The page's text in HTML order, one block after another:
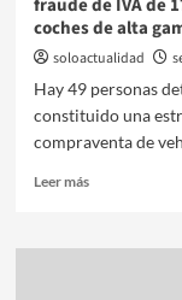
fraude de IVA de
coches de alta
soloactualidad
Hay 49 personas
constituido una
compraventa de
Leer más